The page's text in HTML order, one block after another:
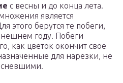
с весны и до конца лета.
является
этого берутся те побеги,
году. Побеги
как цветок окончит свое
для нарезки, не